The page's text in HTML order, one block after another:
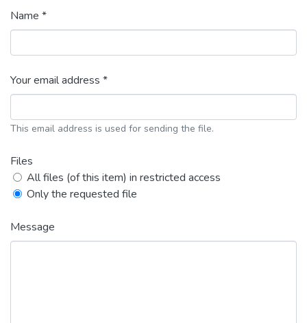
Name *
Your email address *
This email address is used for sending the file.
Files
All files (of this item) in restricted access
Only the requested file
Message